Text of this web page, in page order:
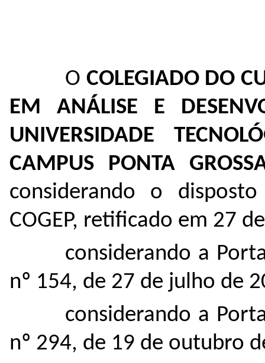
O COLEGIADO DO
EM ANÁLISE E
UNIVERSIDADE
CAMPUS PONTA
considerando o
COGEP, retificado em 27
considerando a
nº 154, de 27 de julho de
considerando a
nº 294, de 19 de outubro